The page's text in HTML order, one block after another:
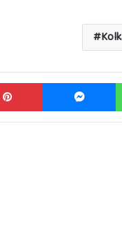
Pinterest